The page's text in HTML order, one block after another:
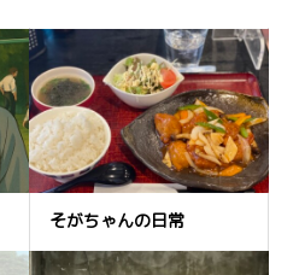
そがちゃんの日常